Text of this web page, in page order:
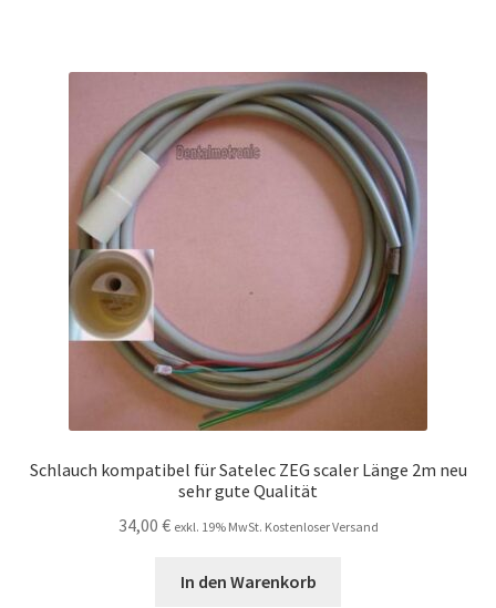
Schlauch kompatibel für Satelec ZEG scaler Länge 2m neu
sehr gute Qualität
34,00 € exkl. 19% MwSt. Kostenloser Versand
In den Warenkorb